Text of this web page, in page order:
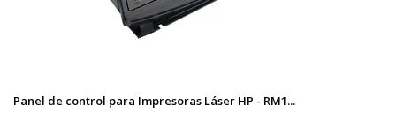
Panel de control para Impresoras Láser HP - RM1...